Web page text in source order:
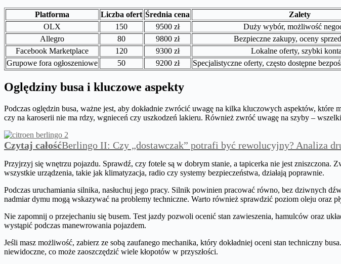
Platforma Liczba ofert Średnia cena Zalety
OLX
150 9500 zł Duży wybór, możliwość
Allegro
80 9800 zł Bezpieczne zakupy, oceny
Facebook Marketplace
120 9300 zł Lokalne oferty, szybki
Grupowe fora ogłoszeniowe
50 9200 zł Specjalistyczne oferty, często dostępne
Oględziny busa i kluczowe aspekty
Podczas oględzin busa, ważne jest, aby dokładnie zwrócić uwagę na kilka kluczowych aspektów,
czy na karoserii nie ma rdzy, wgnieceń czy uszkodzeń lakieru. Również zwróć uwagę na szyby –
Czytaj całośćBerlingo II: Czy „dostawczak” potrafi być rewolucyjny? Analiza
Przyjrzyj się wnętrzu pojazdu. Sprawdź, czy fotele są w dobrym stanie, a tapicerka nie jest zniszczona.
wszystkie urządzenia, takie jak klimatyzacja, radio czy systemy bezpieczeństwa, działają poprawnie.
Podczas uruchamiania silnika, nasłuchuj jego pracy. Silnik powinien pracować równo, bez dziwnych
nadmiar dymu mogą wskazywać na problemy techniczne. Warto również sprawdzić poziom oleju oraz
Nie zapomnij o przejechaniu się busem. Test jazdy pozwoli ocenić stan zawieszenia, hamulców oraz
wystąpić podczas manewrowania pojazdem.
Jeśli masz możliwość, zabierz ze sobą zaufanego mechanika, który dokładniej oceni stan techniczny
niewidoczne, co może zaoszczędzić wiele kłopotów w przyszłości.